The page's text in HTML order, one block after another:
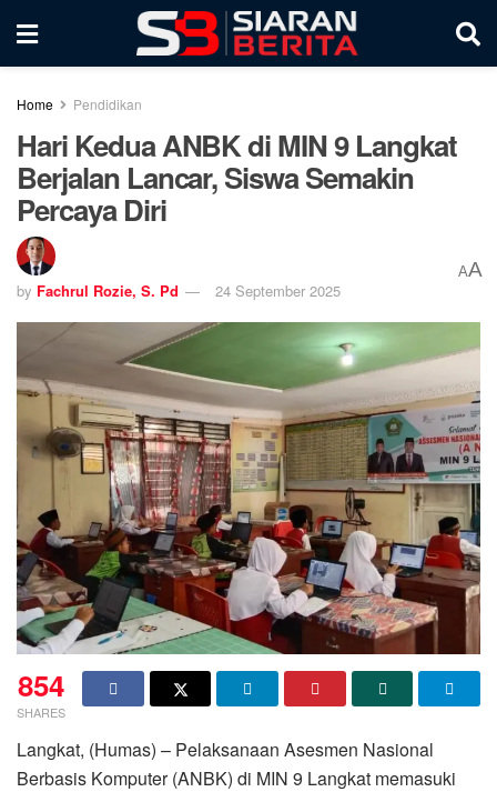
Home Pendidikan
Hari Kedua ANBK di MIN 9 Langkat
Berjalan Lancar, Siswa Semakin
Percaya Diri
by Fachrul Rozie, S. Pd 24 September 2025
AA
854
SHARES
Langkat, (Humas) – Pelaksanaan Asesmen Nasional
Berbasis Komputer (ANBK) di MIN 9 Langkat memasuki